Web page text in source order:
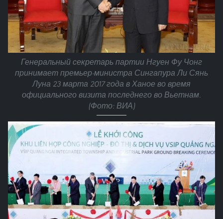
Генеральный секретарь партии Нгуен Фу Чонг
принимает премьер-министра Сингапура Ли Сянь
Луна 23 марта 2017 года в Ханое во время
официального визита последнего во Вьетнам.
(Фото: ВИА)